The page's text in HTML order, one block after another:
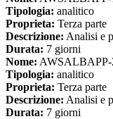
Tipologia: analitico
Proprieta: Terza parte
Descrizione: Analisi e
Durata: 7 giorni
Nome: AWSALBAPP-
Tipologia: analitico
Proprieta: Terza parte
Descrizione: Analisi e
Durata: 7 giorni